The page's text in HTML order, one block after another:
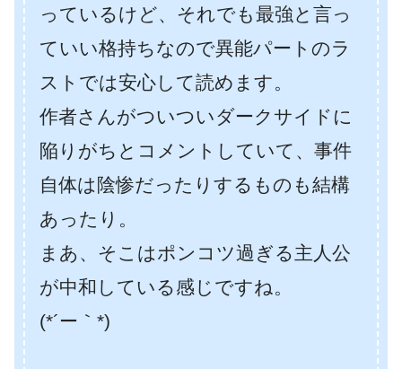
っているけど、それでも最強と言っ
ていい格持ちなので異能パートのラ
ストでは安心して読めます。
作者さんがついついダークサイドに
陥りがちとコメントしていて、事件
自体は陰惨だったりするものも結構
あったり。
まあ、そこはポンコツ過ぎる主人公
が中和している感じですね。
(*´ー｀*)